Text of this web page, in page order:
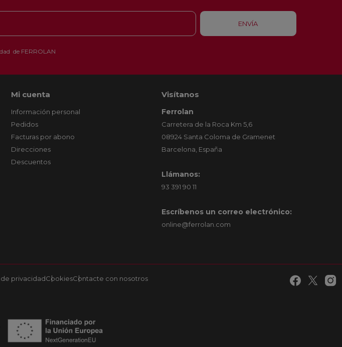
de FERROLAN
Mi cuenta
Información personal
Pedidos
Facturas por abono
Direcciones
Descuentos
Visítanos
Ferrolan
Carretera de la Roca Km 5,6
08924 Santa Coloma de Gramenet
Barcelona, España
Llámanos:
93 391 90 11
Escríbenos un correo electrónico:
online@ferrolan.com
privacidadCookiesContacte con nosotros